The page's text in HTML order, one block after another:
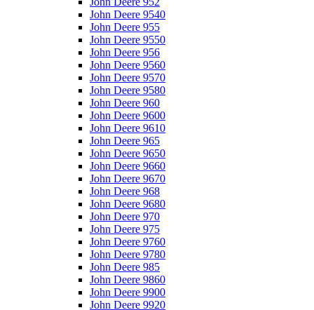
John Deere 9540
John Deere 955
John Deere 9550
John Deere 956
John Deere 9560
John Deere 9570
John Deere 9580
John Deere 960
John Deere 9600
John Deere 9610
John Deere 965
John Deere 9650
John Deere 9660
John Deere 9670
John Deere 968
John Deere 9680
John Deere 970
John Deere 975
John Deere 9760
John Deere 9780
John Deere 985
John Deere 9860
John Deere 9900
John Deere 9920